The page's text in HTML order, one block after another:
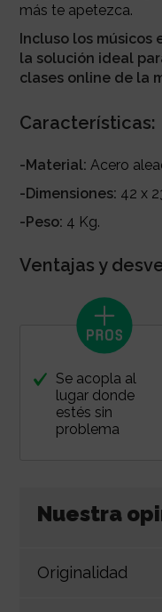
más te apetezca.
Incluso los
la solución ideal
clases online de la
Características:
-Material: Acero
-Dimensiones: 42 x
-Peso: 4 Kg.
Ventajas y
Se acopla al
lugar donde
estés sin
problema
Nuestra
Originalidad